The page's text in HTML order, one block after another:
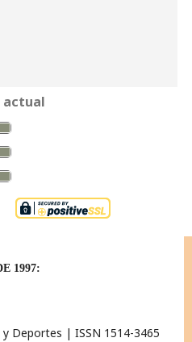
actual
1997:
y Deportes | ISSN 1514-3465